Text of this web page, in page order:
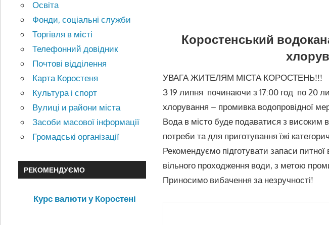
Коростенський
УВАГА ЖИТЕЛЯМ МІСТА КОРОСТЕНЬ!!!
З 19 липня починаючи з 17:00 год по 20
хлорування – промивка водопровідної
Вода в місто буде подаватися з високим
потреби та для приготування їжі
Рекомендуємо підготувати запаси
вільного проходження води, з метою
Приносимо вибачення за незручності!
Освіта
Фонди, соціальні служби
Торгівля в місті
Телефонний довідник
Почтові відділення
Карта Коростеня
Культура і спорт
Вулиці и райони міста
Засоби масової інформації
Громадські організації
РЕКОМЕНДУЄМО
Курс валюти у Коростені